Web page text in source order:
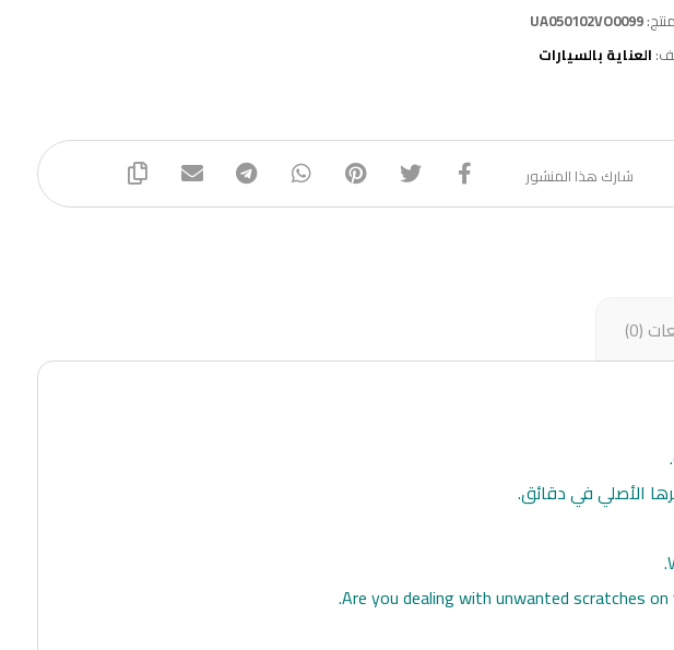
UA050102VO0099
العناية بالسيارات
(0)
الأصلي في دقائق.